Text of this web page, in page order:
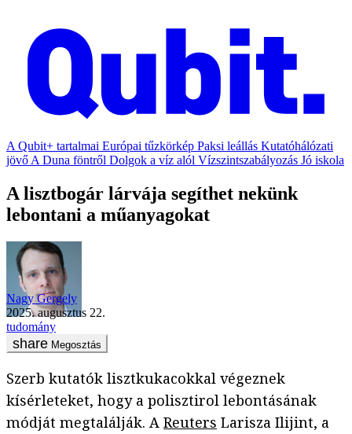
A Qubit+ tartalmai Európai tűzkörkép Paksi leállás Kutatóhálózati
jövő A Duna föntről Dolgok a víz alól Vízszintszabályozás Jó iskola
A lisztbogár lárvája segíthet nekünk
lebontani a műanyagokat
Nagy Gergely
2025. augusztus 22.
tudomány
Megosztás
Szerb kutatók lisztkukacokkal végeznek
kísérleteket, hogy a polisztirol lebontásának
módját megtalálják. A Reuters Larisza Ilijint, a